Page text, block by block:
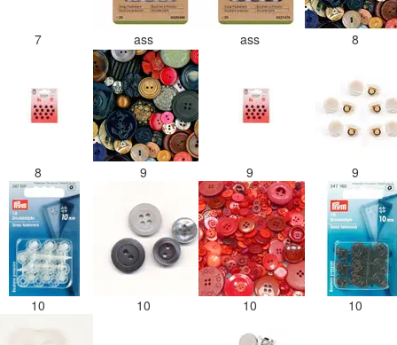
7 ass ass 8
8 9 9 9
10 10 10 10